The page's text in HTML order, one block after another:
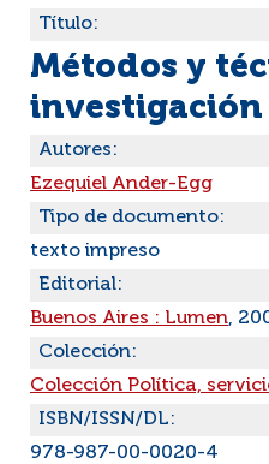
Título:
Métodos y
investigación
Autores:
Ezequiel Ander-Egg
Tipo de documento:
texto impreso
Editorial:
Buenos Aires : Lumen,
Colección:
Colección Política,
ISBN/ISSN/DL:
978-987-00-0020-4